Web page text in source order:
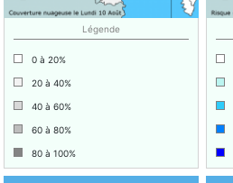
Légende
0 à 20%
20 à 40%
40 à 60%
60 à 80%
80 à 100%